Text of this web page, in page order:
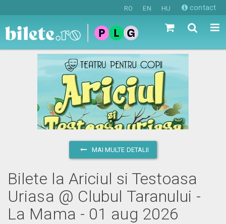
RO EN HU contact
MAI MULTE DETALII
Bilete la Ariciul si Testoasa
Uriasa @ Clubul Taranului -
La Mama - 01 aug 2026